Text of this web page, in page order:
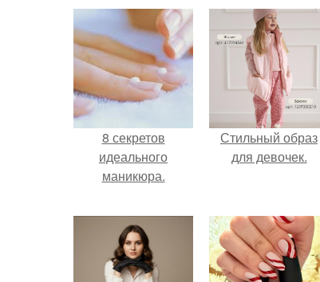
8 секретов
идеального
маникюра.
Стильный образ
для девочек.